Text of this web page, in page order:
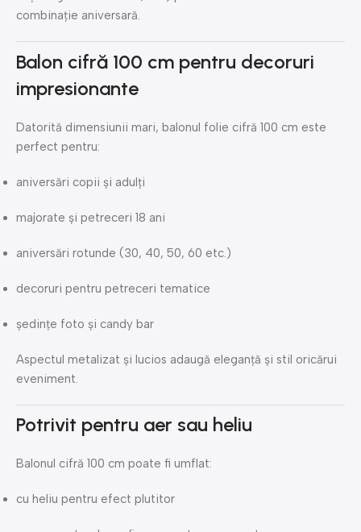
combinație aniversară.
Balon cifră 100 cm pentru decoruri
impresionante
Datorită dimensiunii mari, balonul folie cifră 100 cm este
perfect pentru:
aniversări copii și adulți
majorate și petreceri 18 ani
aniversări rotunde (30, 40, 50, 60 etc.)
decoruri pentru petreceri tematice
ședințe foto și candy bar
Aspectul metalizat și lucios adaugă eleganță și stil oricărui
eveniment.
Potrivit pentru aer sau heliu
Balonul cifră 100 cm poate fi umflat:
cu heliu pentru efect plutitor